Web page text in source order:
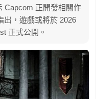
Capcom 正開發相關作
出，遊戲或將於 2026
正式公開。